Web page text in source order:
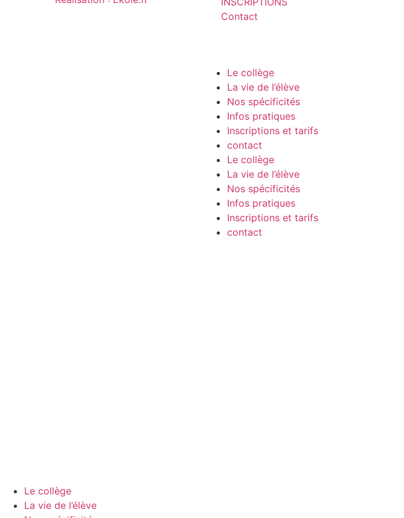
Contact
Le collège
La vie de l’élève
Nos spécificités
Infos pratiques
Inscriptions et tarifs
contact
Le collège
La vie de l’élève
Nos spécificités
Infos pratiques
Inscriptions et tarifs
contact
Le collège
La vie de l’élève